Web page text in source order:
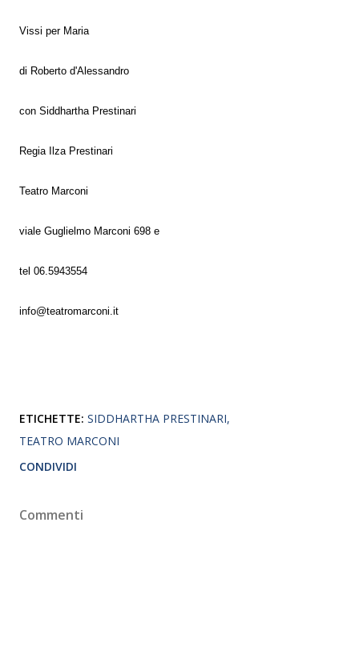
Vissi per Maria
di Roberto d'Alessandro
con Siddhartha Prestinari
Regia Ilza Prestinari
Teatro Marconi
viale Guglielmo Marconi 698 e
tel 06.5943554
info@teatromarconi.it
ETICHETTE: SIDDHARTHA PRESTINARI
TEATRO MARCONI
CONDIVIDI
Commenti